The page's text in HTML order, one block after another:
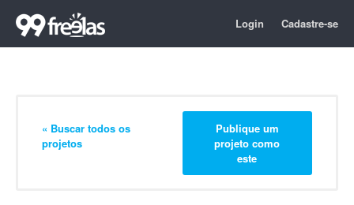
Login Cadastre-se
« Buscar todos os
projetos
Publique um
projeto como
este